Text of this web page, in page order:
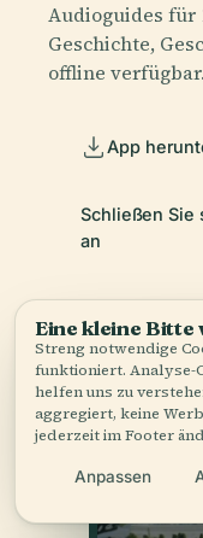
Audioguides für
Geschichte,
offline verfügbar.
App
Schließen Sie
an
Eine kleine Bitte
Streng notwendige
funktioniert. Analyse-
helfen uns zu
aggregiert, keine
jederzeit im Footer
Anpassen